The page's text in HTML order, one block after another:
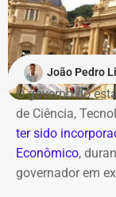
João Pedro
O governo do
de Ciência,
ter sido
Econômico,
governador em